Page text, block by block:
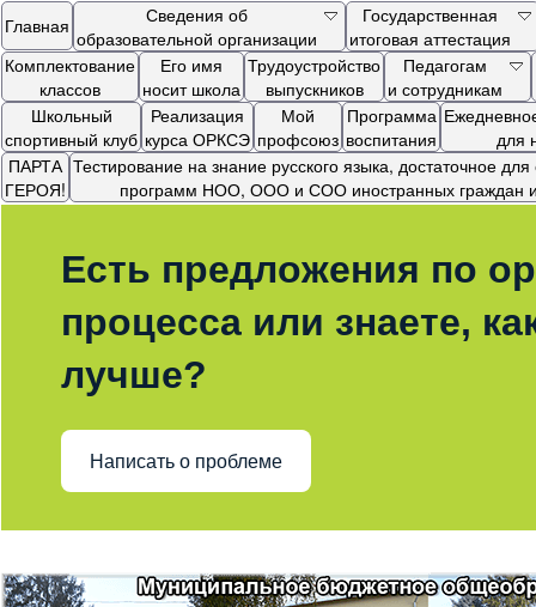
Главная
Сведения об
образовательной организации
Государственная
итоговая аттестация
Комплектование
классов
Его имя
носит школа
Трудоустройство
выпускников
Педагогам
и сотрудникам
Школьный
спортивный клуб
Реализация
курса ОРКСЭ
Мой
профсоюз
Программа
воспитания
для
ПАРТА
ГЕРОЯ!
Тестирование на знание русского языка, достаточное
программ НОО, ООО и СОО иностранных граждан и
Есть предложения по
процесса или знаете,
лучше?
Написать о проблеме